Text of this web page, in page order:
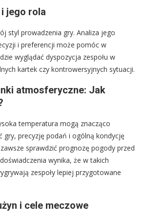
jego rola
styl prowadzenia gry. Analiza jego
i preferencji może pomóc w
wyglądać dyspozycja zespołu w
kartek czy kontrowersyjnych sytuacji.
atmosferyczne: Jak
temperatura mogą znacząco
gry, precyzję podań i ogólną kondycję
sprawdzić prognozę pogody przed
wynika, że w takich
zespoły lepiej przygotowane
i cele meczowe